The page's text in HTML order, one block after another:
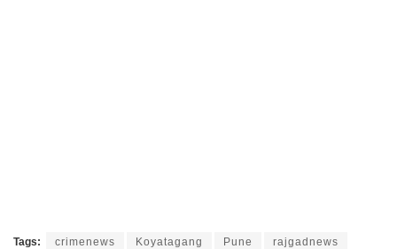
Tags: crimenews Koyatagang Pune rajgadnews